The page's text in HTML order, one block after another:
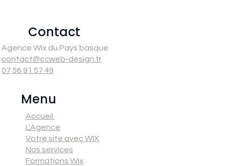
Contact
Agence Wix du Pays basque
contact@ccweb-design.fr
07 56 91 57 49
Menu
Accueil
L'Agence
Votre site avec WIX
Nos services
Formations Wix